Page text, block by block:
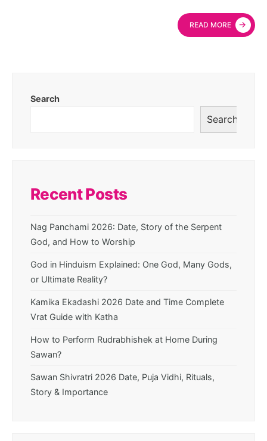
READ MORE →
Search
Search
Recent Posts
Nag Panchami 2026: Date, Story of the Serpent
God, and How to Worship
God in Hinduism Explained: One God, Many Gods,
or Ultimate Reality?
Kamika Ekadashi 2026 Date and Time Complete
Vrat Guide with Katha
How to Perform Rudrabhishek at Home During
Sawan?
Sawan Shivratri 2026 Date, Puja Vidhi, Rituals,
Story & Importance